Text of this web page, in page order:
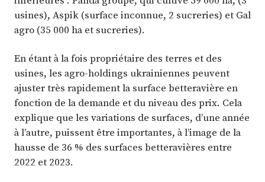
usines), Aspik (surface inconnue, 2 sucreries) et Gal
agro (35 000 ha et sucreries).
En étant à la fois propriétaire des terres et des
usines, les agro-holdings ukrainiennes peuvent
ajuster très rapidement la surface betteravière en
fonction de la demande et du niveau des prix. Cela
explique que les variations de surfaces, d’une année
à l’autre, puissent être importantes, à l’image de la
hausse de 36 % des surfaces betteravières entre
2022 et 2023.